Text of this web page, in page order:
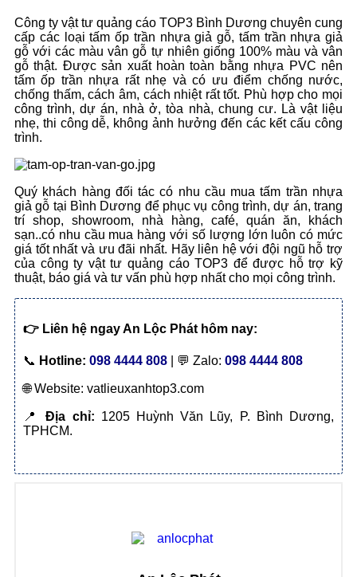
Công ty vật tư quảng cáo TOP3 Bình Dương chuyên cung
cấp các loại tấm ốp trần nhựa giả gỗ, tấm trần nhựa giả
gỗ với các màu vân gỗ tự nhiên giống 100% màu và vân
gỗ thật. Được sản xuất hoàn toàn bằng nhựa PVC nên
tấm ốp trần nhựa rất nhẹ và có ưu điểm chống nước,
chống thấm, cách âm, cách nhiệt rất tốt. Phù hợp cho mọi
công trình, dự án, nhà ở, tòa nhà, chung cư. Là vật liệu
nhẹ, thi công dễ, không ảnh hưởng đến các kết cấu công
trình.
Quý khách hàng đối tác có nhu cầu mua tấm trần nhựa
giả gỗ tại Bình Dương để phục vụ công trình, dự án, trang
trí shop, showroom, nhà hàng, café, quán ăn, khách
sạn..có nhu cầu mua hàng với số lượng lớn luôn có mức
giá tốt nhất và ưu đãi nhất. Hãy liên hệ với đội ngũ hỗ trợ
của công ty vật tư quảng cáo TOP3 để được hỗ trợ kỹ
thuật, báo giá và tư vấn phù hợp nhất cho mọi công trình.
👉 Liên hệ ngay An Lộc Phát hôm nay:
📞 Hotline: 098 4444 808 | 💬 Zalo: 098 4444 808
🌐 Website: vatlieuxanhtop3.com
📍Địa chỉ: 1205 Huỳnh Văn Lũy, P. Bình Dương,
TPHCM.